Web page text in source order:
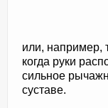
или, например,
когда руки
сильное
суставе.